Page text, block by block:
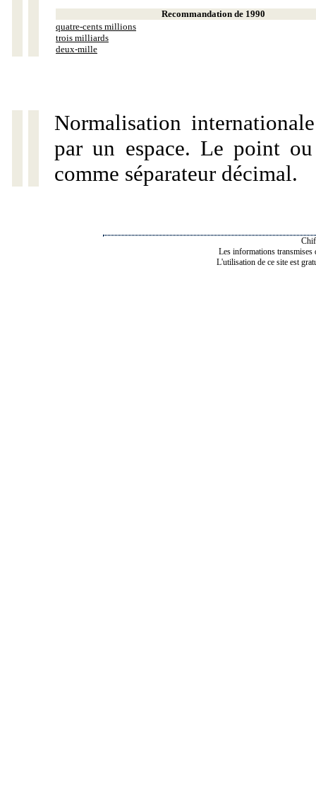
Recommandation de 1990
quatre-cents millions
trois milliards
deux-mille
Normalisation
par un espace. Le point
comme séparateur décimal.
Les informations transmises
L'utilisation de ce site est